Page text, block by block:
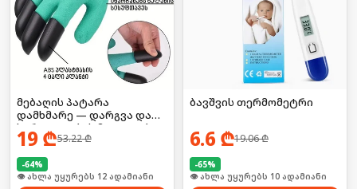
მებაღის პატარა
დამხმარე — დარგვა და
სარეველების მოცილება
უმარტივესად!
19 ₾53.22₾
-64%
🛒 ბოლო 24სთ-ში იყიდა 19-მა
ბავშვის თერმომეტრი
6.6 ₾19.06₾
-65%
🛒 ბოლო 24სთ-ში იყიდა 13-მა